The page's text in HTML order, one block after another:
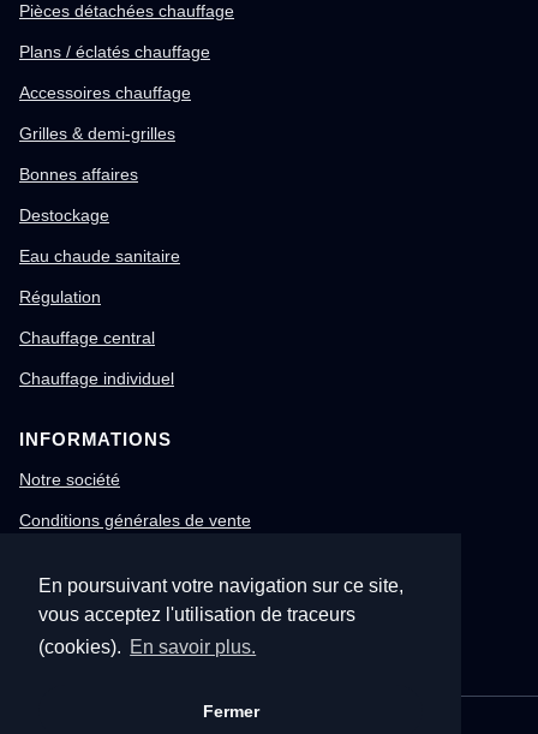
En poursuivant votre navigation sur ce site,
vous acceptez l'utilisation de traceurs
(cookies). En savoir plus.
Fermer
Pièces détachées chauffage
Plans / éclatés chauffage
Accessoires chauffage
Grilles & demi-grilles
Bonnes affaires
Destockage
Eau chaude sanitaire
Régulation
Chauffage central
Chauffage individuel
INFORMATIONS
Notre société
Conditions générales de vente
Gestion des cookies
Confidentialité & RGPD